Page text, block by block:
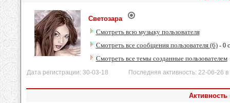
Светозара
Смотреть всю музыку пользователя
Смотреть все сообщения пользователя (6)- 0
Смотреть все темы созданные пользователем
Дата регистрации: 30-03-18 Последняя активность: 22-06-26 в
Активность